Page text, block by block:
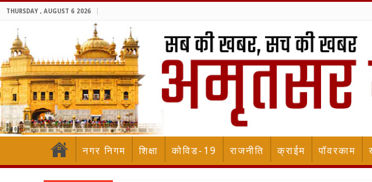
THURSDAY , AUGUST 6 2026
नगर निगम शिक्षा कोविड-19 राजनीति क्राईम पॉवरकाम